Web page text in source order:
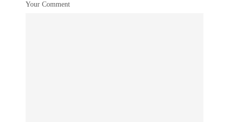
Your Comment